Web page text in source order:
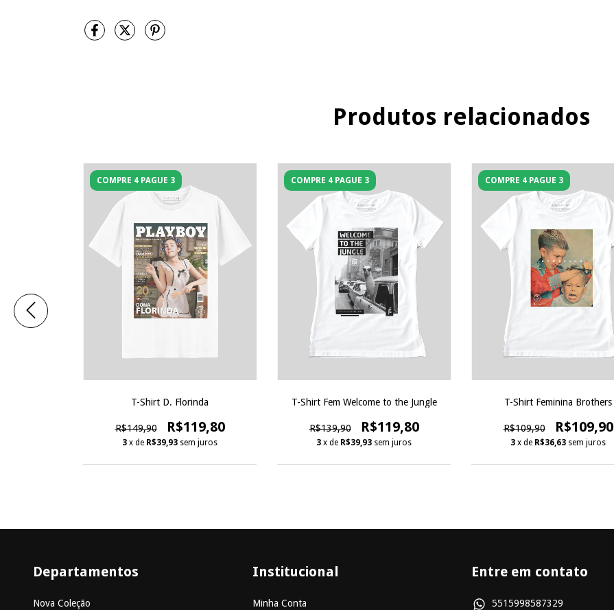
Produtos relacionados
COMPRE 4 PAGUE 3
T-Shirt D. Florinda
R$149,90 R$119,80
3 x de R$39,93 sem juros
COMPRE 4 PAGUE 3
T-Shirt Fem Welcome to the Jungle
R$139,90 R$119,80
3 x de R$39,93 sem juros
COMPRE 4 PAGUE 3
T-Shirt Feminina Brothers
R$109,90 R$109,90
3 x de R$36,63 sem juros
Departamentos
Nova Coleção
Institucional
Minha Conta
Entre em contato
5515998587329